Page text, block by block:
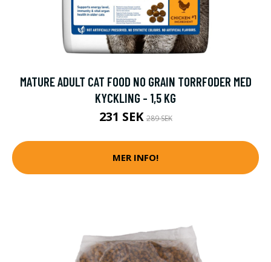
MATURE ADULT CAT FOOD NO GRAIN TORRFODER MED
KYCKLING - 1,5 KG
231 SEK289 SEK
MER INFO!